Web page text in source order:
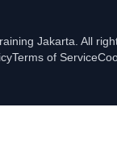
Jakarta. All
Terms of Service